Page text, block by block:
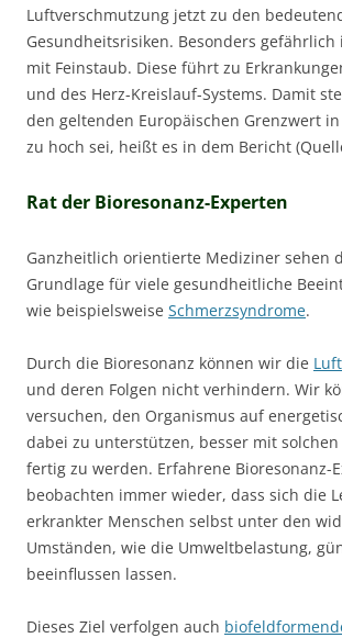
Luftverschmutzung jetzt zu den
Gesundheitsrisiken. Besonders
mit Feinstaub. Diese führt zu
und des Herz-Kreislauf-Systems. Damit
den geltenden Europäischen Grenzwert
zu hoch sei, heißt es in dem Bericht
Rat der Bioresonanz-Experten
Ganzheitlich orientierte Mediziner sehen
Grundlage für viele gesundheitliche
wie beispielsweise Schmerzsyndrome.
Durch die Bioresonanz können wir die
und deren Folgen nicht verhindern. Wir
versuchen, den Organismus auf
dabei zu unterstützen, besser mit solchen
fertig zu werden. Erfahrene Bioresonanz-
beobachten immer wieder, dass sich die
erkrankter Menschen selbst unter den
Umständen, wie die Umweltbelastung,
beeinflussen lassen.
Dieses Ziel verfolgen auch